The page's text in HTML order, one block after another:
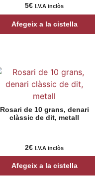
5€ I.V.A inclòs
Afegeix a la cistella
Rosari de 10 grans, denari
clàssic de dit, metall
2€ I.V.A inclòs
Afegeix a la cistella